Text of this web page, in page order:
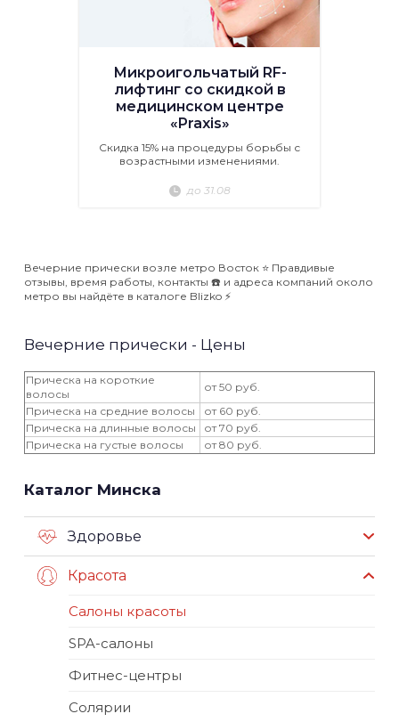
Микроигольчатый RF-
лифтинг со скидкой в
медицинском центре
«Praxis»
Скидка 15% на процедуры борьбы с
возрастными изменениями.
до 31.08
Вечерние прически возле метро Восток ⭐️ Правдивые
отзывы, время работы, контакты ☎️ и адреса компаний около
метро вы найдёте в каталоге Blizko ⚡️
Вечерние прически - Цены
Прическа на короткие
волосы
от 50 руб.
Прическа на средние волосы
от 60 руб.
Прическа на длинные волосы
от 70 руб.
Прическа на густые волосы
от 80 руб.
Каталог Минска
Здоровье
Красота
Салоны красоты
SPA-салоны
Фитнес-центры
Солярии